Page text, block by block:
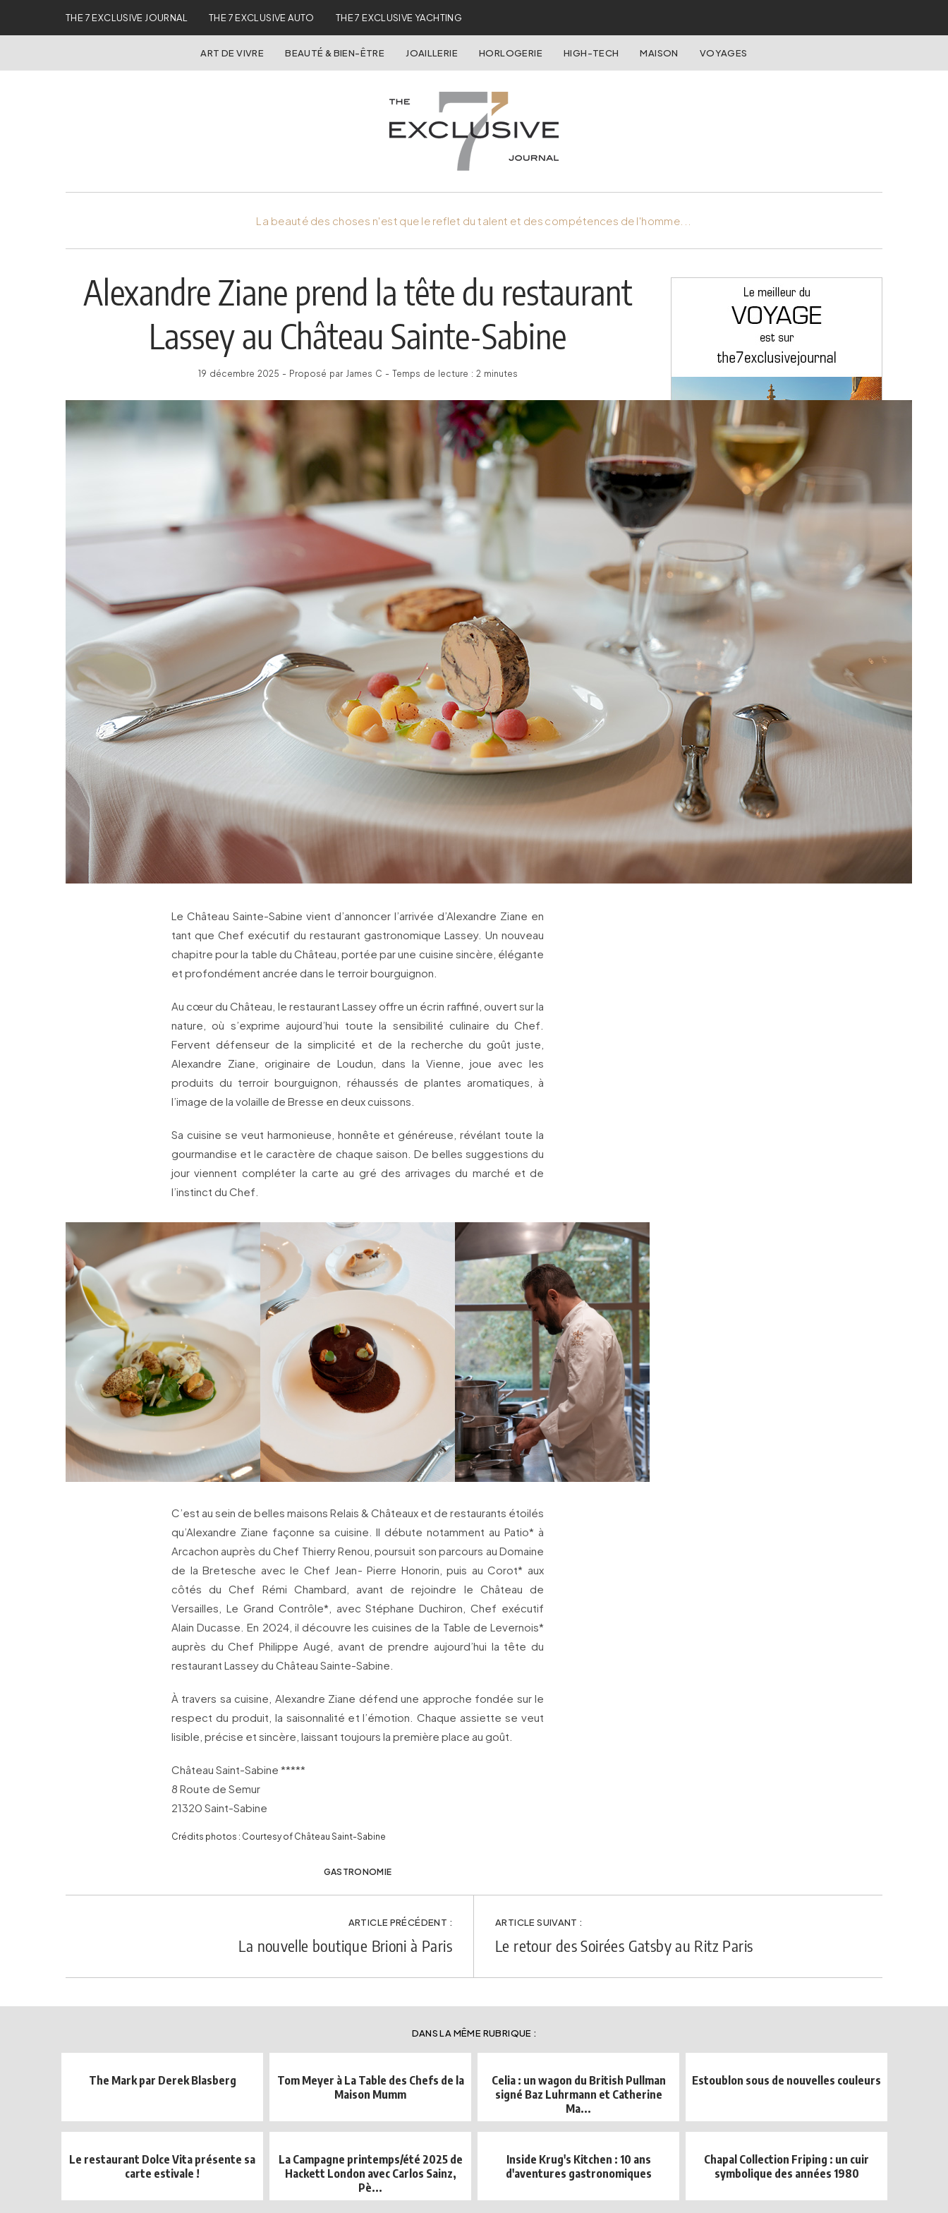
THE 7 EXCLUSIVE JOURNAL THE 7 EXCLUSIVE AUTO THE 7 EXCLUSIVE YACHTING
ART DE VIVRE BEAUTÉ & BIEN-ÊTRE JOAILLERIE HORLOGERIE HIGH-TECH MAISON VOYAGES
La beauté des choses n'est que le reflet du talent et des compétences de l'homme...
Alexandre Ziane prend la tête du restaurant
Lassey au Château Sainte-Sabine
19 décembre 2025 - Proposé par James C - Temps de lecture : 2 minutes
Le Château Sainte-Sabine vient d’annoncer l’arrivée d’Alexandre Ziane en
tant que Chef exécutif du restaurant gastronomique Lassey. Un nouveau
chapitre pour la table du Château, portée par une cuisine sincère, élégante
et profondément ancrée dans le terroir bourguignon.
Au cœur du Château, le restaurant Lassey offre un écrin raffiné, ouvert sur la
nature, où s’exprime aujourd’hui toute la sensibilité culinaire du Chef.
Fervent défenseur de la simplicité et de la recherche du goût juste,
Alexandre Ziane, originaire de Loudun, dans la Vienne, joue avec les
produits du terroir bourguignon, réhaussés de plantes aromatiques, à
l’image de la volaille de Bresse en deux cuissons.
Sa cuisine se veut harmonieuse, honnête et généreuse, révélant toute la
gourmandise et le caractère de chaque saison. De belles suggestions du
jour viennent compléter la carte au gré des arrivages du marché et de
l’instinct du Chef.
C’est au sein de belles maisons Relais & Châteaux et de restaurants étoilés
qu’Alexandre Ziane façonne sa cuisine. Il débute notamment au Patio* à
Arcachon auprès du Chef Thierry Renou, poursuit son parcours au Domaine
de la Bretesche avec le Chef Jean- Pierre Honorin, puis au Corot* aux
côtés du Chef Rémi Chambard, avant de rejoindre le Château de
Versailles, Le Grand Contrôle*, avec Stéphane Duchiron, Chef exécutif
Alain Ducasse. En 2024, il découvre les cuisines de la Table de Levernois*
auprès du Chef Philippe Augé, avant de prendre aujourd’hui la tête du
restaurant Lassey du Château Sainte-Sabine.
À travers sa cuisine, Alexandre Ziane défend une approche fondée sur le
respect du produit, la saisonnalité et l’émotion. Chaque assiette se veut
lisible, précise et sincère, laissant toujours la première place au goût.
Château Saint-Sabine *****
8 Route de Semur
21320 Saint-Sabine
Crédits photos : Courtesy of Château Saint-Sabine
GASTRONOMIE
ARTICLE PRÉCÉDENT :
La nouvelle boutique Brioni à Paris
ARTICLE SUIVANT :
Le retour des Soirées Gatsby au Ritz Paris
DANS LA MÊME RUBRIQUE :
The Mark par Derek Blasberg
Tom Meyer à La Table des Chefs de la
Maison Mumm
Celia : un wagon du British Pullman
signé Baz Luhrmann et Catherine
Ma...
Estoublon sous de nouvelles couleurs
Le restaurant Dolce Vita présente sa
carte estivale !
La Campagne printemps/été 2025 de
Hackett London avec Carlos Sainz,
Pè...
Inside Krug's Kitchen : 10 ans
d'aventures gastronomiques
Chapal Collection Friping : un cuir
symbolique des années 1980